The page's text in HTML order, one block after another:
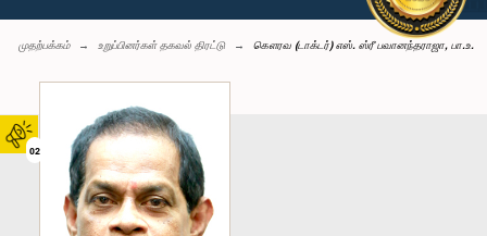
02
முதற்பக்கம் உறுப்பினர்கள் தகவல் திரட்டு கௌரவ (டாக்டர்) எஸ். ஸ்ரீ பவானந்தராஜா, பா.உ.